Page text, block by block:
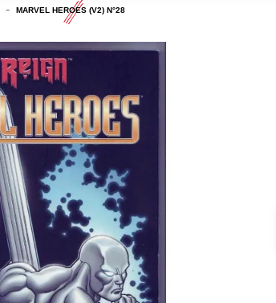
MARVEL HEROES (V2) N°28